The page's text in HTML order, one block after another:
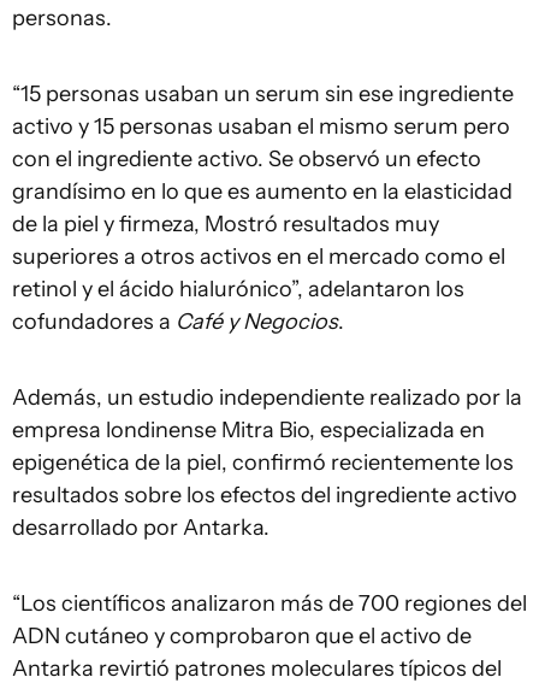
personas.
“15 personas usaban un serum sin ese ingrediente
activo y 15 personas usaban el mismo serum pero
con el ingrediente activo. Se observó un efecto
grandísimo en lo que es aumento en la elasticidad
de la piel y firmeza, Mostró resultados muy
superiores a otros activos en el mercado como el
retinol y el ácido hialurónico”, adelantaron los
cofundadores a Café y Negocios.
Además, un estudio independiente realizado por la
empresa londinense Mitra Bio, especializada en
epigenética de la piel, confirmó recientemente los
resultados sobre los efectos del ingrediente activo
desarrollado por Antarka.
“Los científicos analizaron más de 700 regiones del
ADN cutáneo y comprobaron que el activo de
Antarka revirtió patrones moleculares típicos del